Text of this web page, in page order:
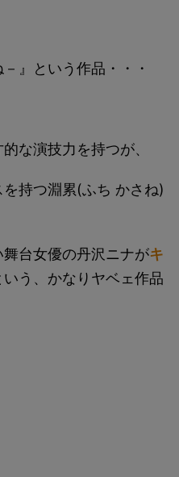
』という作品・・・
な演技力を持つが、
持つ淵累(ふち かさね)
台女優の丹沢ニナがキ
いう、かなりヤベェ作品